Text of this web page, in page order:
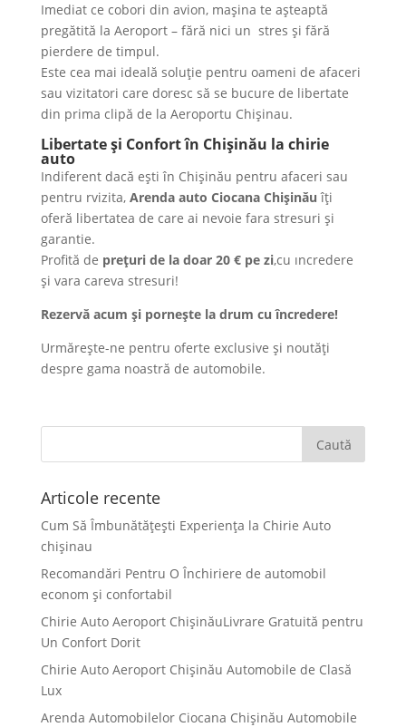
Imediat ce cobori din avion, mașina te așteaptă
pregătită la Aeroport – fără nici un stres şi fără
pierdere de timpul.
Este cea mai ideală soluție pentru oameni de afaceri
sau vizitatori care doresc să se bucure de libertate
din prima clipă de la Aeroportu Chişinau.
Libertate și Confort în Chișinău la chirie
auto
Indiferent dacă ești în Chișinău pentru afaceri sau
pentru rvizita, Arenda auto Ciocana Chișinău îți
oferă libertatea de care ai nevoie fara stresuri şi
garantie.
Profită de prețuri de la doar 20 € pe zi,cu ıncredere
şi vara careva stresuri!
Rezervă acum și pornește la drum cu încredere!
Urmărește-ne pentru oferte exclusive și noutăți
despre gama noastră de automobile.
Articole recente
Cum Să Îmbunătățești Experiența la Chirie Auto
chişinau
Recomandări Pentru O Închiriere de automobil
econom și confortabil
Chirie Auto Aeroport ChișinăuLivrare Gratuită pentru
Un Confort Dorit
Chirie Auto Aeroport Chișinău Automobile de Clasă
Lux
Arenda Automobilelor Ciocana Chișinău Automobile